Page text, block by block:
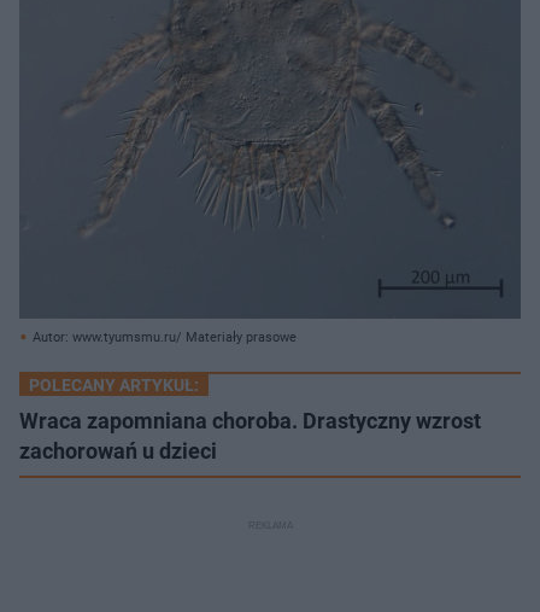
Autor: www.tyumsmu.ru/ Materiały prasowe
POLECANY ARTYKUŁ:
Wraca zapomniana choroba. Drastyczny wzrost
zachorowań u dzieci